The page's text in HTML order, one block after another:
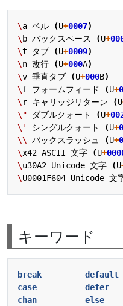
\a ベル (U+0007)
\ b バックスペース (U+
\t タブ (U+0009)
\n 改行 (U+000A)
\v 垂直タブ (U+000B)
\f フォームフィード (U+
\ r キャリッジリターン (U
\"
ダブルクォート (U+
\'
シングルクォート (U+
\\
バックスラッシュ (U+
\x42 ASCII 文字 (U+
\u30A2 Unicode 文字 (U
\U0001F604 Unicode 文
キーワード
break default
case
defer
chan
else